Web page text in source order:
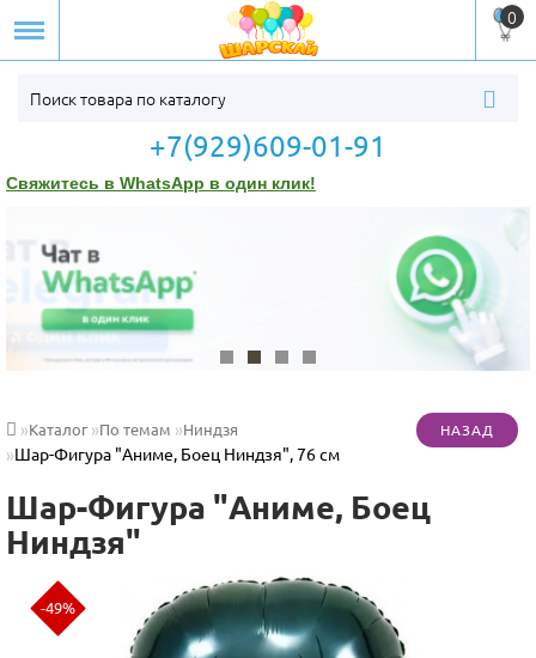
0
+7(929)609-01-91
Свяжитесь в WhatsApp в один клик!
Каталог По темам Ниндзя
Шар-Фигура "Аниме, Боец Ниндзя", 76 см
Шар-Фигура "Аниме, Боец
Ниндзя"
-49%